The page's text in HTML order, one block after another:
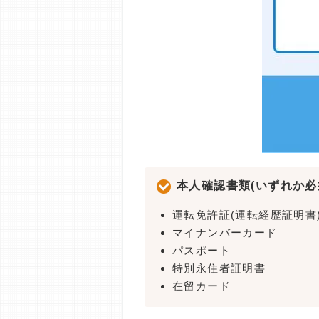
本人確認書類(いずれか
運転免許証(運転経歴証明
マイナンバーカード
パスポート
特別永住者証明書
在留カード